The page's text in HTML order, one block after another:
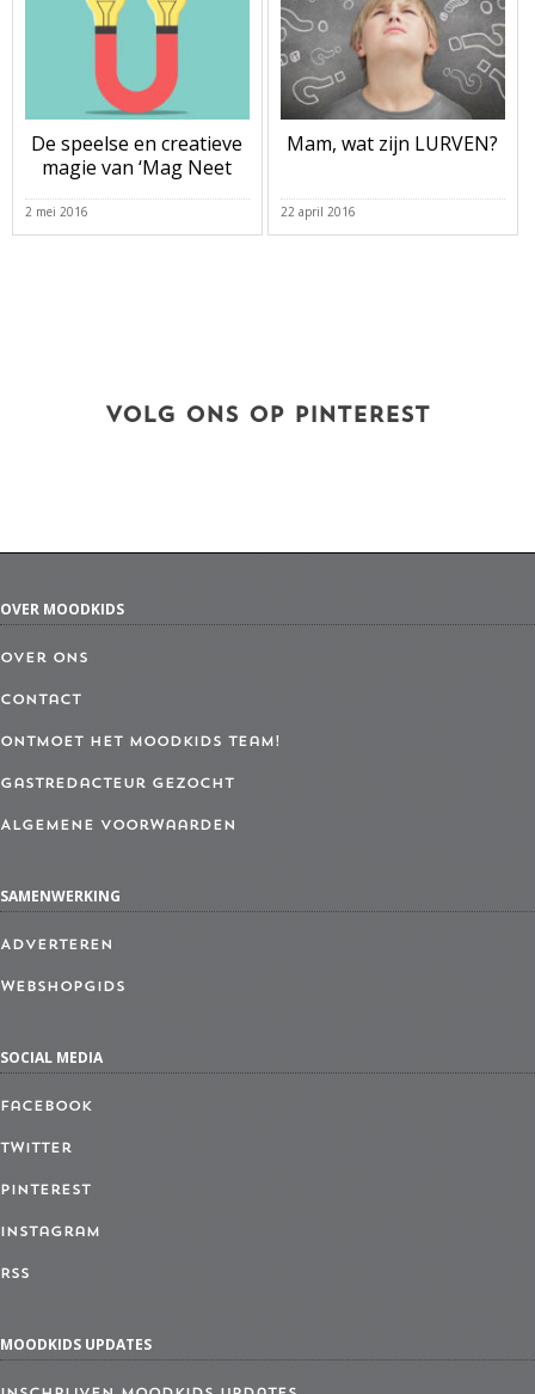
De speelse en creatieve
magie van ‘Mag Neet
2 mei 2016
Mam, wat zijn LURVEN?
22 april 2016
VOLG ONS OP PINTEREST
OVER MOODKIDS
Over ons
Contact
Ontmoet het MoodKids Team!
Gastredacteur gezocht
Algemene Voorwaarden
SAMENWERKING
Adverteren
Webshopgids
SOCIAL MEDIA
Facebook
Twitter
Pinterest
Instagram
RSS
MOODKIDS UPDATES